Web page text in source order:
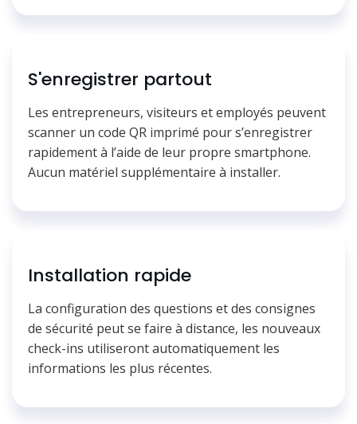
S'enregistrer partout
Les entrepreneurs, visiteurs et employés peuvent
scanner un code QR imprimé pour s’enregistrer
rapidement à l’aide de leur propre smartphone.
Aucun matériel supplémentaire à installer.
Installation rapide
La configuration des questions et des consignes
de sécurité peut se faire à distance, les nouveaux
check-ins utiliseront automatiquement les
informations les plus récentes.